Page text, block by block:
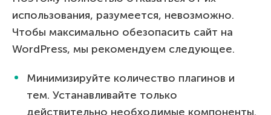
использования, разумеется, невозможно.
Чтобы максимально обезопасить сайт на
WordPress, мы рекомендуем следующее.
Минимизируйте количество плагинов и
тем. Устанавливайте только
действительно необходимые компоненты.